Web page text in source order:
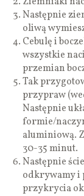
Następnie
oliwą
Cebulę i
wszystkie
przemian
Tak
przypraw
Następnie
formie/
aluminiową.
30-35 minut.
Następnie
odkrywamy i
przykrycia